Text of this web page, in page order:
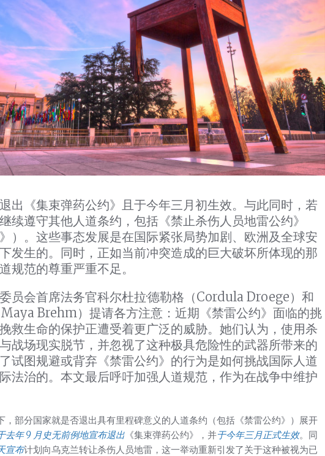
出《集束弹药公约》且于今年三月初生效。与此同时，若
续遵守其他人道条约，包括《禁止杀伤人员地雷公约》
）。这些事态发展是在国际紧张局势加剧、欧洲及全球安
发生的。同时，正如当前冲突造成的巨大破坏所体现的那
规范的尊重严重不足。
员会首席法务官科尔杜拉·德勒格（Cordula Droege）和
Maya Brehm）提请各方注意：近期《禁雷公约》面临的挑
救生命的保护正遭受着更广泛的威胁。她们认为，使用杀
战场现实脱节，并忽视了这种极具危险性的武器所带来的
试图规避或背弃《禁雷公约》的行为是如何挑战国际人道
法治的。本文最后呼吁加强人道规范，作为在战争中维护
，部分国家就是否退出具有里程碑意义的人道条约（包括《禁雷公约》）展开
去年 9 月史无前例地宣布退出 《集束弹药公约》，并于今年三月正式生效。同
宣布计划向乌克兰转让杀伤人员地雷，这一举动重新引发了关于这种被视为已